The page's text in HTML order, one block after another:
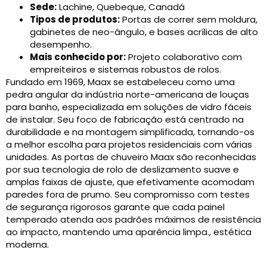
Sede:Lachine, Quebeque, Canadá
Tipos de produtos:Portas de correr sem moldura,
gabinetes de neo-ângulo, e bases acrílicas de alto
desempenho.
Mais conhecido por:Projeto colaborativo com
empreiteiros e sistemas robustos de rolos.
Fundado em 1969, Maax se estabeleceu como uma
pedra angular da indústria norte-americana de louças
para banho, especializada em soluções de vidro fáceis
de instalar. Seu foco de fabricação está centrado na
durabilidade e na montagem simplificada, tornando-os
a melhor escolha para projetos residenciais com várias
unidades. As portas de chuveiro Maax são reconhecidas
por sua tecnologia de rolo de deslizamento suave e
amplas faixas de ajuste, que efetivamente acomodam
paredes fora de prumo. Seu compromisso com testes
de segurança rigorosos garante que cada painel
temperado atenda aos padrões máximos de resistência
ao impacto, mantendo uma aparência limpa., estética
moderna.